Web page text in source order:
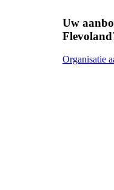
Uw
Organisatie